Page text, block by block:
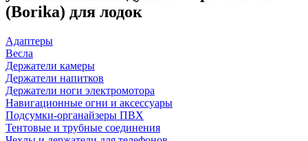
(Borika) для лодок
Адаптеры
Весла
Держатели камеры
Держатели напитков
Держатели ноги электромотора
Навигационные огни и аксессуары
Подсумки-органайзеры ПВХ
Тентовые и трубные соединения